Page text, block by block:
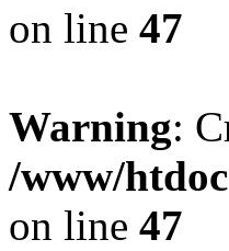
on line 47
Warning:
/www/
on line 47